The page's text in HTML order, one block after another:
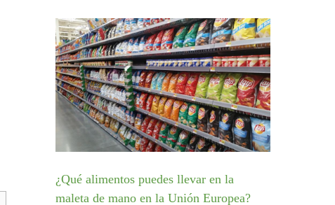
¿Qué alimentos puedes llevar en la
maleta de mano en la Unión Europea?